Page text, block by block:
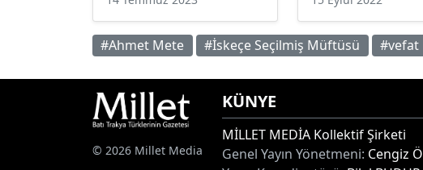
#Ahmet Mete #İskeçe Seçilmiş Müftüsü #vefat
© 2026 Millet Media
KÜNYE
MİLLET MEDİA Kollektif Şirketi
Genel Yayın Yönetmeni: Cengiz